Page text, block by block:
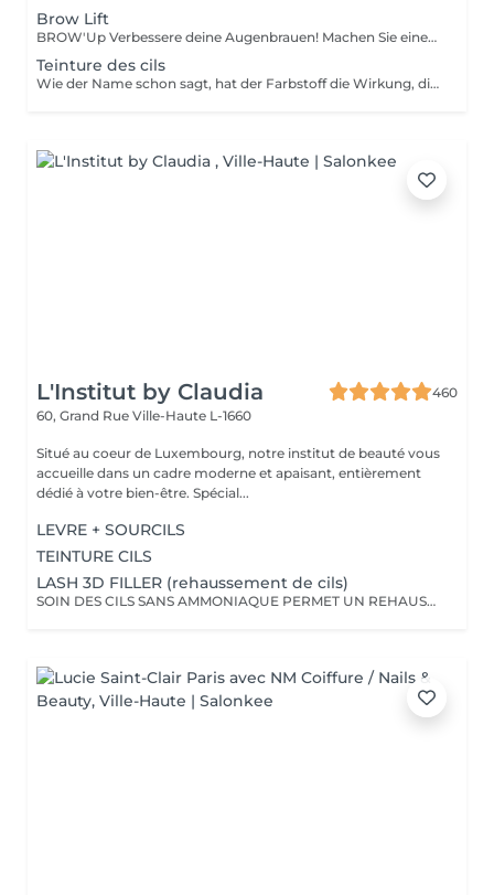
Brow Lift
BROW'Up Verbessere deine Augenbrauen! Machen Sie einen trendigen Look! Schauen Sie sich diesen neuesten Trend an! Das Prinzip besteht darin, die Bewegung Ihrer Haare dauerhaft (+/- 6 Wochen) zu verändern, indem Sie sie nach oben heben und / oder in ihrer natürlichen Bewegung. Warum ? Die Augenbrauen sind offener, dichter und öffnen die Augen erheblich. Das von den größten Maskenbildnern weit verbreitete Styling der Augenbrauen nach oben hat einen echten Einfluss auf die Augen, die angehoben und verstärkt zu sein scheinen. Auch in Lateinamerika und Asien weit verbreitet, da die Haare nach unten fallen. Diese Technik ermöglicht es ihnen, diszipliniert zu werden, um eine harmonische Linie zu erhalten. Sehr nützlich auch für Augenbrauen, die sich kräuseln, schlechte Falten nehmen oder zu lang sind. Ziel ist es, sie in die bestmögliche Richtung zu lenken. Meine Herren, diese Technik eignet sich möglicherweise auch für Sie, um Volumen zu disziplinieren! Erhabene Ehe mit 3D / HD Brow Dye
Teinture des cils
Wie der Name schon sagt, hat der Farbstoff die Wirkung, die Wimpern oder Augenbrauen zu färben und sie sehr leicht zu beschichten. Ideal für Menschen mit hellen Wimpern oder Augenbrauen, die dunklere Wimpern oder Augenbrauen (schwarz, braun, braun usw.) mit oder ohne Wimperntusche wünschen.
L'Institut by Claudia
460
60, Grand Rue Ville-Haute L-1660
Situé au coeur de Luxembourg, notre institut de beauté vous
accueille dans un cadre moderne et apaisant, entièrement
dédié à votre bien-être. Spécial...
LEVRE + SOURCILS
TEINTURE CILS
LASH 3D FILLER (rehaussement de cils)
SOIN DES CILS SANS AMMONIAQUE PERMET UN REHAUSSEMENT DES CILS, ETOFFEMENT DU POIL, PENETRATION DE KERATINE EN PROFONDEUR, REPARATION DES CILS ENDOMMAGES, IDEAL POUR LES YEUX SENSIBLES, CILS FINS, CASSANTS + TEINTURE